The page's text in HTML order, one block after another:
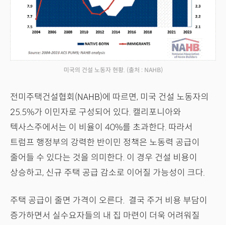
미국의 건설 노동자 현황. (출처 : NAHB)
전미주택건설협회(NAHB)에 따르면, 미국 건설 노동자의
25.5%가 이민자로 구성되어 있다. 캘리포니아와
텍사스주에서는 이 비율이 40%를 초과한다. 따라서
트럼프 행정부의 강력한 반이민 정책은 노동력 공급이
줄어들 수 있다는 것을 의미한다. 이 경우 건설 비용이
상승하고, 신규 주택 공급 감소로 이어질 가능성이 크다.
주택 공급이 줄면 가격이 오른다. 결국 주거 비용 부담이
증가하면서 실수요자들의 내 집 마련이 더욱 어려워질